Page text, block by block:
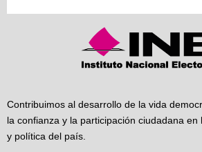
Contribuimos al desarrollo de la vida
la confianza y la participación ciudadana en
y política del país.